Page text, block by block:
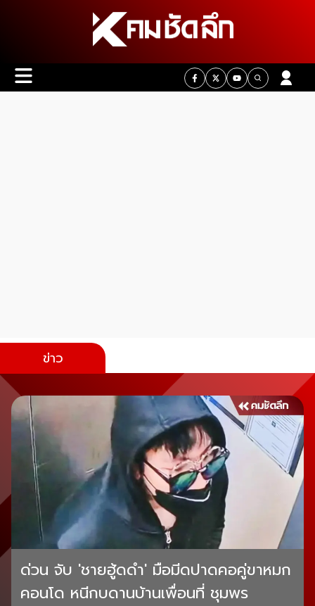
ข่าว
ด่วน จับ 'ชายฮู้ดดำ' มือมีดปาดคอคู่ขาหมก
คอนโด หนีกบดานบ้านเพื่อนที่ ชุมพร